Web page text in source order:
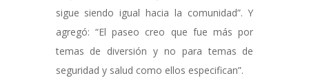
sigue siendo igual hacia la comunidad”. Y
agregó: “El paseo creo que fue más por
temas de diversión y no para temas de
seguridad y salud como ellos especifican”.